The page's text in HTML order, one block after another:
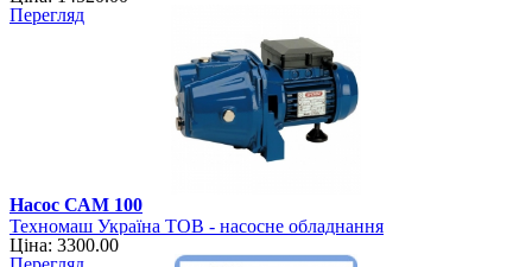
Перегляд
Насос САМ 100
Техномаш Україна ТОВ - насосне обладнання
Ціна: 3300.00